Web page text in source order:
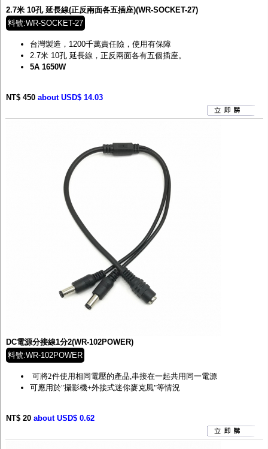
2.7米 10孔 延長線(正反兩面各五插座)(WR-SOCKET-27)
料號:WR-SOCKET-27
台灣製造，1200千萬責任險，使用有保障
2.7米 10孔 延長線，正反兩面各有五個插座。
5A 1650W
NT$ 450 about USD$ 14.03
DC電源分接線1分2(WR-102POWER)
料號:WR-102POWER
可將2件使用相同電壓的產品,串接在一起共用同一電源
可應用於"攝影機+外接式迷你麥克風"等情況
NT$ 20 about USD$ 0.62